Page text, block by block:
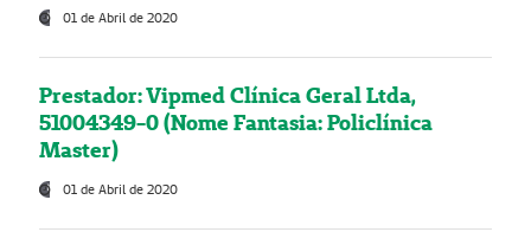
01 de Abril de 2020
Prestador: Vipmed Clínica Geral Ltda,
51004349-0 (Nome Fantasia: Policlínica
Master)
01 de Abril de 2020